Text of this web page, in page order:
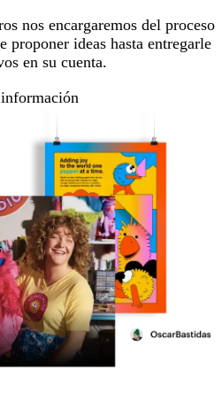
nos encargaremos del proceso
proponer ideas hasta entregarle
en su cuenta.